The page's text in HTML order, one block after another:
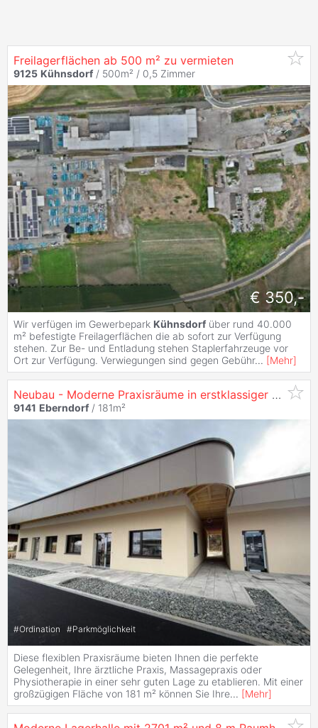
Freilagerflächen ab 500 m² zu vermieten
9125 Kühnsdorf / 500m² / 0,5 Zimmer
€ 350,-
Wir verfügen im Gewerbepark Kühnsdorf über rund 40.000
m² befestigte Freilagerflächen die ab sofort zur Verfügung
stehen. Zur Be- und Entladung stehen Staplerfahrzeuge vor
Ort zur Verfügung. Verwiegungen sind gegen Gebühr... [Mehr]
Neubau - Moderne Praxisräume in erstklassiger Lage
9141 Eberndorf / 181m²
#Ordination #Parkmöglichkeit
Diese flexiblen Praxisräume bieten Ihnen die perfekte
Gelegenheit, Ihre ärztliche Praxis, Massagepraxis oder
Physiotherapie in einer sehr guten Lage zu etablieren. Mit einer
großzügigen Fläche von 181 m² können Sie Ihre... [Mehr]